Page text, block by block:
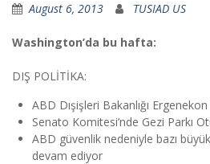
August 6, 2013 TUSIAD US
Washington’da bu hafta:
DIŞ POLİTİKA:
ABD Dışişleri Bakanlığı Ergenekon
Senato Komitesi’nde Gezi Parkı
ABD güvenlik nedeniyle bazı
devam ediyor